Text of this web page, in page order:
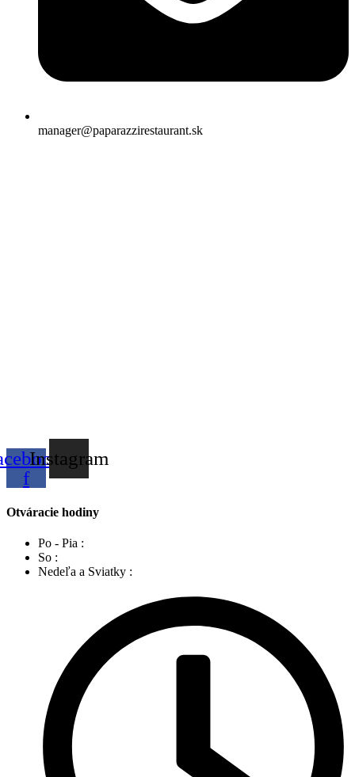
manager@paparazzirestaurant.sk
f
Instagram
Otváracie hodiny
Po - Pia :
So :
Nedeľa a Sviatky :